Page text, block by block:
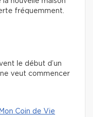
fréquemment.
le début d’un
veut commencer
Coin de Vie